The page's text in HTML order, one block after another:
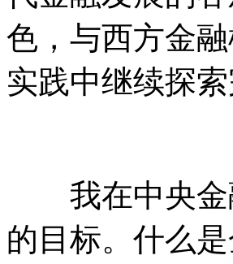
色，与西方金
实践中继续探
我在中央金
的目标。什么